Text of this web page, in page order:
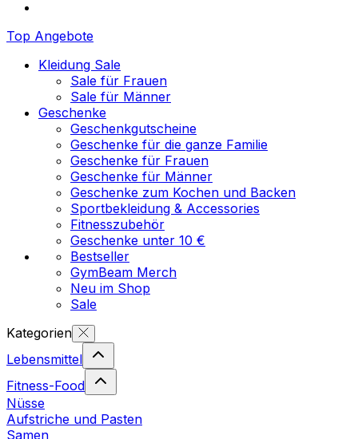
Top Angebote
Kleidung Sale
Sale für Frauen
Sale für Männer
Geschenke
Geschenkgutscheine
Geschenke für die ganze Familie
Geschenke für Frauen
Geschenke für Männer
Geschenke zum Kochen und Backen
Sportbekleidung & Accessories
Fitnesszubehör
Geschenke unter 10 €
Bestseller
GymBeam Merch
Neu im Shop
Sale
Kategorien
Lebensmittel
Fitness-Food
Nüsse
Aufstriche und Pasten
Samen